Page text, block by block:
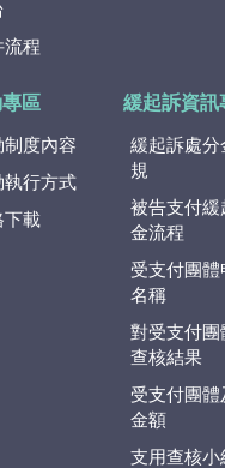
流程
區
制度內容
執行方式
下載
緩起訴資訊
緩起訴處分
規
被告支付緩
金流程
受支付團體
名稱
對受支付團
查核結果
受支付團體
金額
支用查核小